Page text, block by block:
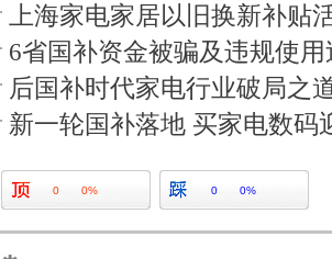
上海家电家居以旧换新补贴
6省国补资金被骗及违规使用
后国补时代家电行业破局之
新一轮国补落地 买家电数码
0 0% 0 0%